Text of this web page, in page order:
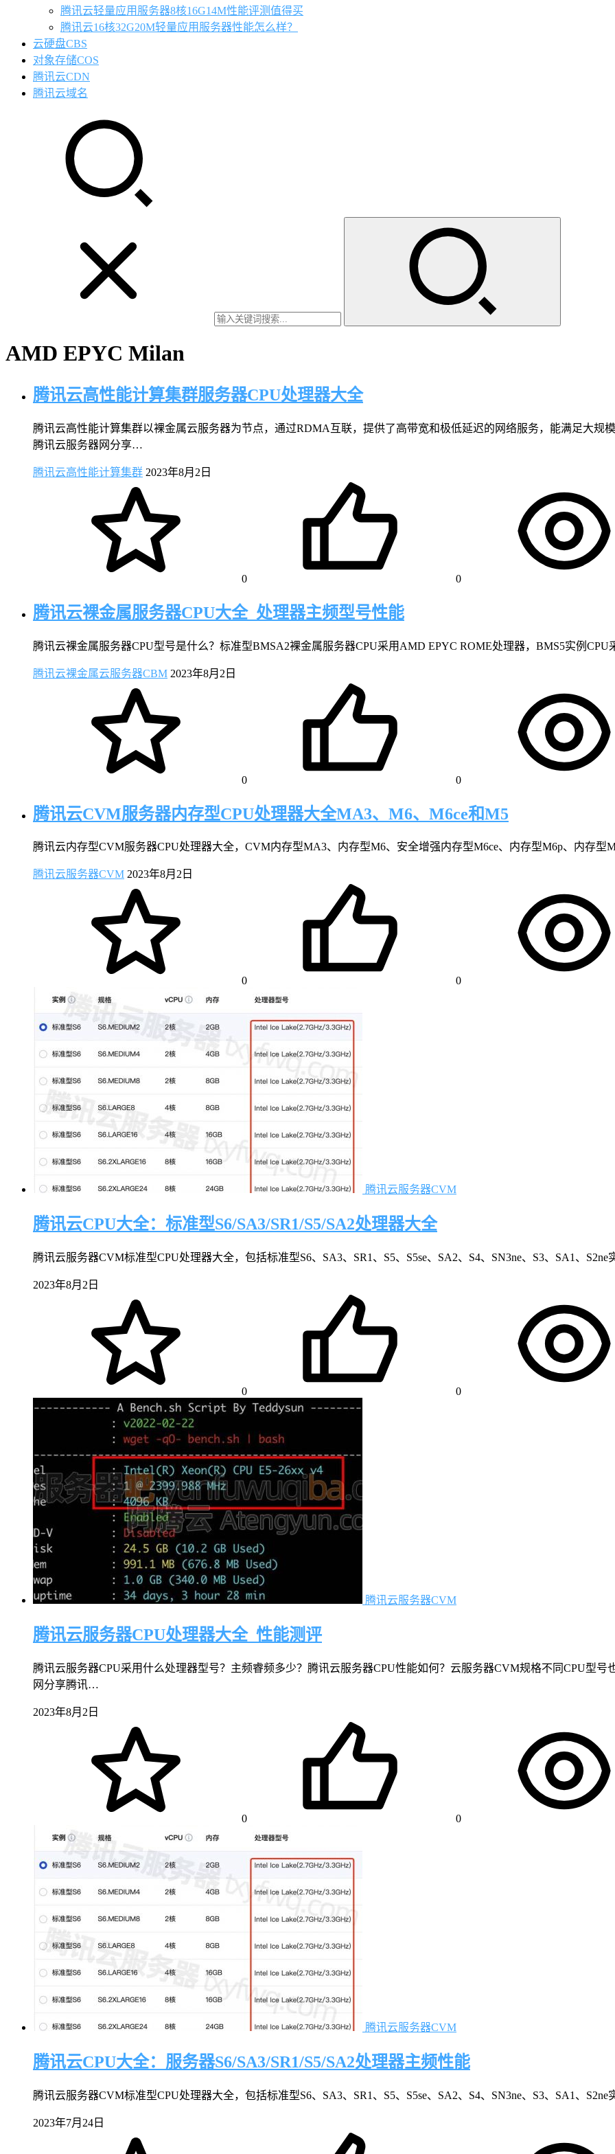
腾讯云轻量应用服务器8核16G14M性能评测值得买
腾讯云16核32G20M轻量应用服务器性能怎么样？
云硬盘CBS
对象存储COS
腾讯云CDN
腾讯云域名
AMD EPYC Milan
腾讯云高性能计算集群服务器CPU处理器大全
腾讯云高性能计算集群以裸金属云服务器为节点，通过RDMA互联，提供了高带宽和极低延迟的网络服务，能满足大规
腾讯云服务器网分享…
腾讯云高性能计算集群 2023年8月2日
0 0
腾讯云裸金属服务器CPU大全_处理器主频型号性能
腾讯云裸金属服务器CPU型号是什么？标准型BMSA2裸金属服务器CPU采用AMD EPYC ROME处理器，BMS5实例CPU
腾讯云裸金属云服务器CBM 2023年8月2日
0 0
腾讯云CVM服务器内存型CPU处理器大全MA3、M6、M6ce和M5
腾讯云内存型CVM服务器CPU处理器大全，CVM内存型MA3、内存型M6、安全增强内存型M6ce、内存型M6p、内存
腾讯云服务器CVM 2023年8月2日
0 0
腾讯云服务器CVM
腾讯云CPU大全：标准型S6/SA3/SR1/S5/SA2处理器大全
腾讯云服务器CVM标准型CPU处理器大全，包括标准型S6、SA3、SR1、S5、S5se、SA2、S4、SN3ne、S3、SA1、
2023年8月2日
0 0
腾讯云服务器CVM
腾讯云服务器CPU处理器大全_性能测评
腾讯云服务器CPU采用什么处理器型号？主频睿频多少？腾讯云服务器CPU性能如何？云服务器CVM规格不同CPU型
网分享腾讯…
2023年8月2日
0 0
腾讯云服务器CVM
腾讯云CPU大全：服务器S6/SA3/SR1/S5/SA2处理器主频性能
腾讯云服务器CVM标准型CPU处理器大全，包括标准型S6、SA3、SR1、S5、S5se、SA2、S4、SN3ne、S3、SA1、
2023年7月24日